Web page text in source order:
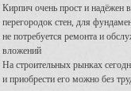
Кирпич очень прост и надёжен
перегородок стен, для
не потребуется ремонта и
вложений
На строительных рынках
и приобрести его можно без